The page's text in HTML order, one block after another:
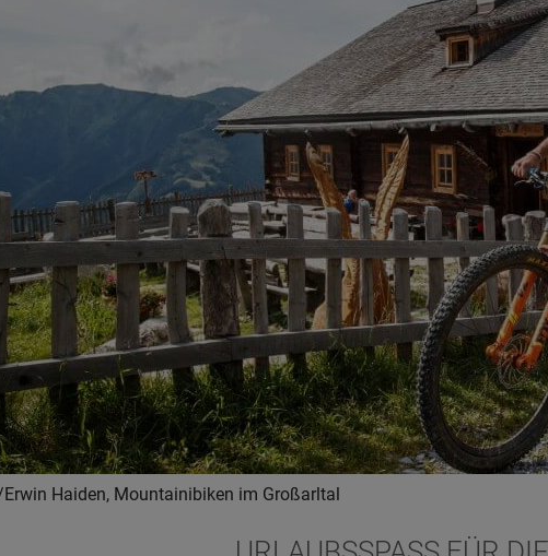
Haiden, Mountainibiken im Großarltal